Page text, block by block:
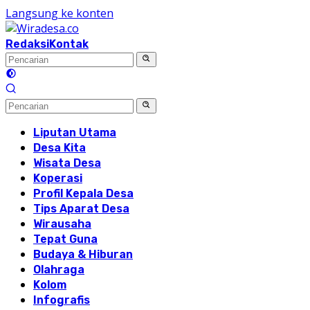
Langsung ke konten
RedaksiKontak
Liputan Utama
Desa Kita
Wisata Desa
Koperasi
Profil Kepala Desa
Tips Aparat Desa
Wirausaha
Tepat Guna
Budaya & Hiburan
Olahraga
Kolom
Infografis